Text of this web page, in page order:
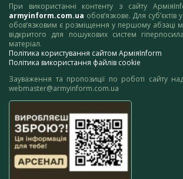
При використанні контенту з сайту
armyinform.com.ua обов’язкове. Для
обов’язковим є розміщення у першому абзаці
відкритого для пошукових систем
матеріал.
Політика користування сайтом АрміяInform
Політика використання файлів cookie
Зауваження та пропозиції по роботі сайту
webmaster@armyinform.com.ua